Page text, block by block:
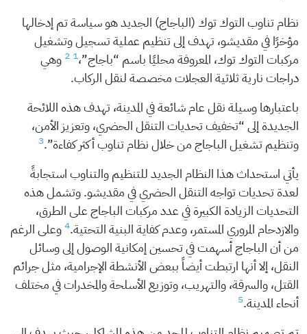
نظام تناوب التوك توك (الباجاج) الجديد هو سياسة تم إدخالها
مؤخرًا في مقديشو، تهدف إلى تنظيم عملية تسجيل وتشغيل
مركبات التوك توك، المعروفة محليًا باسم “باجاج”،1
2 وهي
دراجات نارية ثلاثية العجلات مخصصة لنقل الركاب.
باعتبارها وسيلة نقل عام شائعة في المدينة، تهدف هذه اللائحة
الجديدة إلى “تخفيف تحديات التنقل الحضري، وتعزيز الأمن،
وتنظيم تشغيل الباجاج من خلال نظام تناوب أكثر كفاءة”.3
يأتي استحداث هذا النظام الجديد للتنظيم والتناوب استجابةً
لعدة تحديات تواجه التنقل الحضري في مقديشو. وتشمل هذه
التحديات الزيادة الكبيرة في عدد مركبات الباجاج على الطرق،
والازدحام المروري المستمر، وعدم كفاية البنية التحتية.4وعلى الرغم
من أن الباجاج أسهمت في تحسين إمكانية الوصول إلى وسائل
النقل، إلا أنها ارتبطت أيضاً ببعض الأنشطة الإجرامية، مثل جرائم
القتل، والسرقة، والتهريب، وتوزيع الأسلحة والمخدرات في مختلف
أنحاء المدينة.5